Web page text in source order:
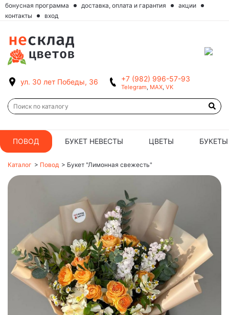
бонусная программа доставка, оплата и гарантия
акции
контакты
вход
ул. 30 лет Победы, 36 +7 (982) 996-57-93
Telegram, MAX, VK
ПОВОД БУКЕТ НЕВЕСТЫ ЦВЕТЫ БУКЕТЫ
Каталог > Повод > Букет "Лимонная свежесть"